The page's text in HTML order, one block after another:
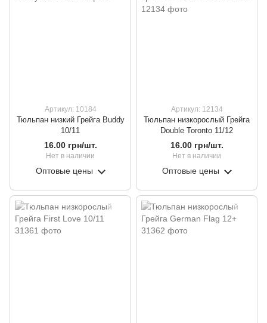
Артикул: 10184
Тюльпан низкий Грейга Buddy
10/11
16.00 грн/шт.
Нет в наличии
Оптовые цены
Артикул: 12134
Тюльпан низкорослый Грейга
Double Toronto 11/12
16.00 грн/шт.
Нет в наличии
Оптовые цены